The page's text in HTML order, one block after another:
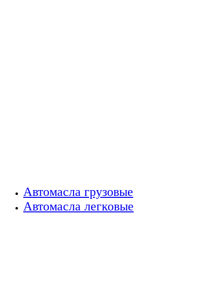
Автомасла грузовые
Автомасла легковые